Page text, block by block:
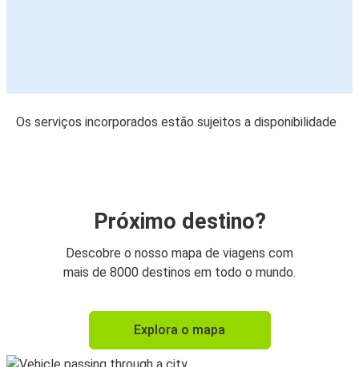
Os serviços incorporados estão sujeitos a disponibilidade
Próximo destino?
Descobre o nosso mapa de viagens com
mais de 8000 destinos em todo o mundo.
Explora o mapa